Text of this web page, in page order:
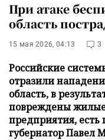
При атаке
область
15 мая 2026, 04:13 3
Российские
отразили
область, в
повреждены
предприятия,
губернатор Павел